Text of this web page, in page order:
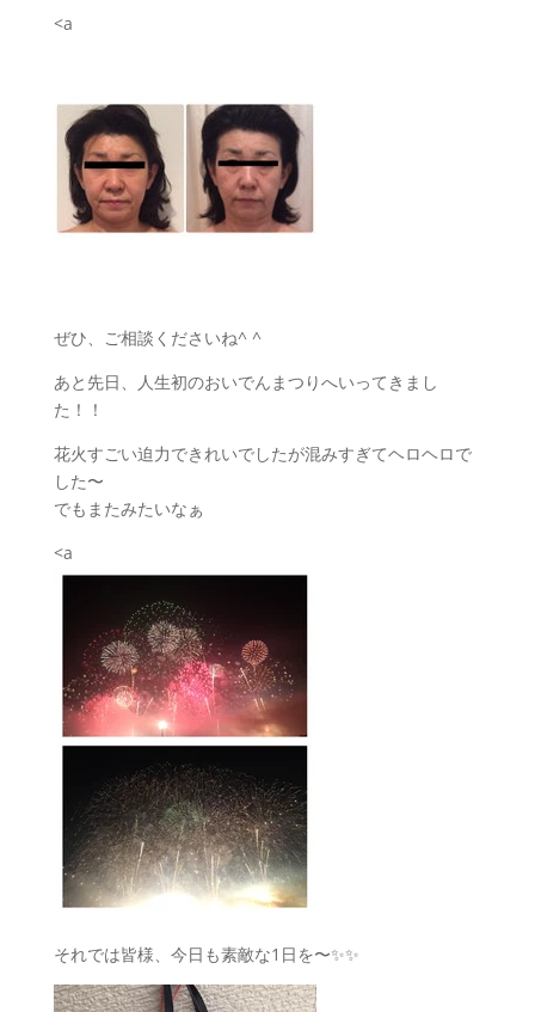
<a
ぜひ、ご相談くださいね^ ^
あと先日、人生初のおいでんまつりへいってきまし
た！！
花火すごい迫力できれいでしたが混みすぎてヘロヘロで
した〜
でもまたみたいなぁ
<a
それでは皆様、今日も素敵な1日を〜✨✨